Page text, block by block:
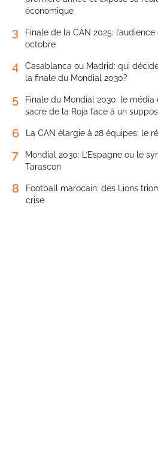
économique
3
Finale de la CAN 2025:
octobre
4
Casablanca ou Madrid: qui
la finale du Mondial 2030?
5
Finale du Mondial 2030: le
sacre de la Roja face à un
6 La CAN élargie à 28 équipes: le
7
Mondial 2030: L’Espagne ou le
Tarascon
8
Football marocain: des Lions
crise